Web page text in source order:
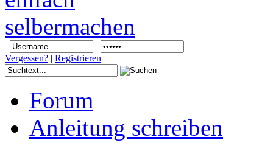
Vergessen? | Registrieren
Forum
Anleitung schreiben